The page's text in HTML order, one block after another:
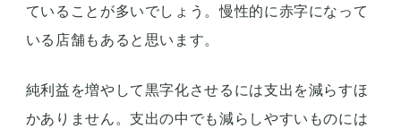
ていることが多いでしょう。慢性的に赤字になって
いる店舗もあると思います。
純利益を増やして黒字化させるには支出を減らすほ
かありません。支出の中でも減らしやすいものには